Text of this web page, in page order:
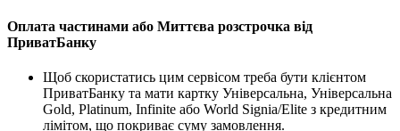
Оплата частинами або Миттєва розстрочка від
ПриватБанку
Щоб скористатись цим сервісом треба бути клієнтом
ПриватБанку та мати картку Універсальна, Універсальна
Gold, Platinum, Infinite або World Signia/Elite з кредитним
лімітом, що покриває суму замовлення.